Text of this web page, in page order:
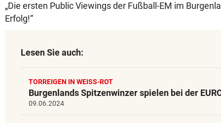
„Die ersten Public Viewings der Fußball-EM im
Erfolg!“
Lesen Sie auch:
TORREIGEN IN WEISS-ROT
Burgenlands Spitzenwinzer spielen bei der
09.06.2024